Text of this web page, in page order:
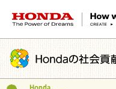
HONDA The Power